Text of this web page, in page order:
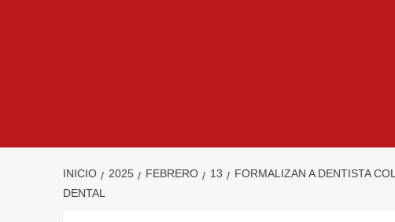
INICIO 2025 FEBRERO 13
FORMALIZAN A DENTISTA
DENTAL